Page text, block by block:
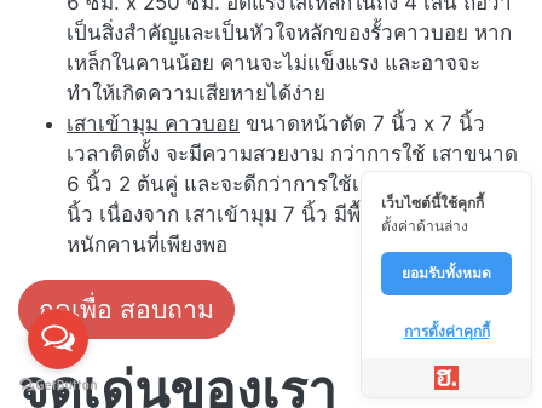
เป็นสิ่งสำคัญและเป็นหัวใจหลักของรั้วคาวบอย หาก
เหล็กในคานน้อย คานจะไม่แข็งแรง และอาจจะ
ทำให้เกิดความเสียหายได้ง่าย
เสาเข้ามุม คาวบอย ขนาดหน้าตัด 7 นิ้ว x 7 นิ้ว
เวลาติดตั้ง จะมีความสวยงาม กว่าการใช้ เสาขนาด
6 นิ้ว 2 ต้นคู่ และจะดีกว่าการใช้เสาเข้ามุม ขนาด 6
นิ้ว เนื่องจาก เสาเข้ามุม 7 นิ้ว มีพื้นที่ในการรับน้ำ
หนักคานที่เพียงพอ
กดเพื่อ สอบถาม
จุดเด่นของเรา
เว็บไซต์นี้ใช้คุกกี้
ตั้งค่าด้านล่าง
ยอมรับทั้งหมด
การตั้งค่าคุกกี้